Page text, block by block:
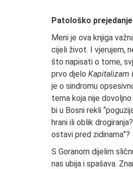
Patološko prejedanje
Meni je ova knjiga
cijeli život. I vjerujem,
što napisati o tome,
prvo djelo Kapitalizam
je o sindromu
tema koja nije
bi u Bosni rekli
hrani ili oblik
ostavi pred zidinama”?
S Goranom dijelim
nas ubija i spašava.